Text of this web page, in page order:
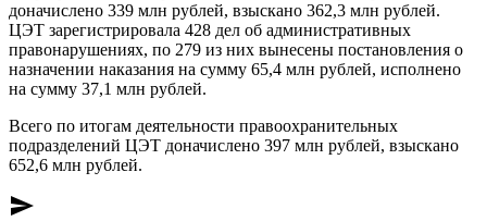
доначислено 339 млн рублей, взыскано 362,3 млн рублей.
ЦЭТ зарегистрировала 428 дел об административных
правонарушениях, по 279 из них вынесены постановления о
назначении наказания на сумму 65,4 млн рублей, исполнено
на сумму 37,1 млн рублей.
Всего по итогам деятельности правоохранительных
подразделений ЦЭТ доначислено 397 млн рублей, взыскано
652,6 млн рублей.
send